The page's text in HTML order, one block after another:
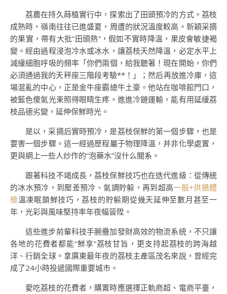
荔農在持久蒔植實行中，探索出了田頭預冷的方式。荔枝
成熟時，嶺南往往已進盛夏，周遭的狀況溫度較高。新穎采摘
的果實，帶有大批“田頭熱”，假如不實時降溫，果皮會敏捷褐
變。經由過程浸泡冷水或冰水，讓荔枝天然降溫，必定水平上
減緩細胞呼吸的頻率「你們兩個，給我聽著！現在開始，你們
必須通過我的天秤座三階段考驗**！」；然后再放進冷庫，這
場混亂的中心，正是金牛座霸總牛土豪。他站在咖啡館門口，
被藍色傻氣光束照得眼睛生疼。進進冷鏈運輸，能有用延緩荔
枝品德劣變，延伸保鮮時光。
是以，采摘后實時預冷，是荔枝保鮮的第一個步驟，也是
要害一個步驟。這一經過歷程屬于物理降溫，并非化學處置，
更與網上一些人炒作的“泡藥水”沒什么關系。
跟著科技不竭成長，荔枝保鮮技巧也在迭代進級：從傳統
的冰水預冷，到壓差預冷、氣調貯躲，再到超高一般+供膳體
檢溫凍眠鎖鮮技巧，荔枝的貯躲期從幾天延伸至數月甚至一
年，光彩與風味堅持率年夜幅晉陞。
這些進步前輩科技手腕疊加發財高效的物流系統，不只讓
各地的花費者都能“鮮享”荔枝甘旨，更支持起荔枝的跨海越
洋、行銷全球。拿廣東最年夜的荔枝主產區茂名來說，曾經完
成了24小時投遞國際重要城市。
愛吃荔枝的花費者，購置時應選擇正軌商超、電商平臺，